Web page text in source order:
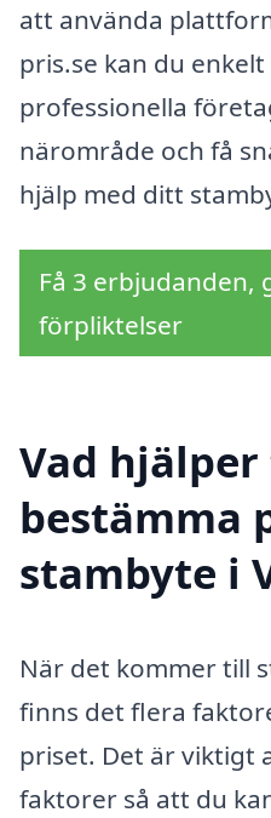
att använda
pris.se kan du
professionella
närområde och få
hjälp med ditt
Få 3 erbjudanden,
förpliktelser
Vad
bestämma
stambyte i
När det kommer till
finns det flera
priset. Det är viktigt
faktorer så att du